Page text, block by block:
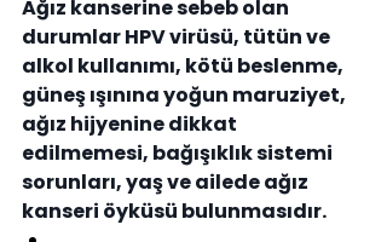
Ağız kanserine sebeb olan
durumlar HPV virüsü, tütün ve
alkol kullanımı, kötü beslenme,
güneş ışınına yoğun maruziyet,
ağız hijyenine dikkat
edilmemesi, bağışıklık sistemi
sorunları, yaş ve ailede ağız
kanseri öyküsü bulunmasıdır.